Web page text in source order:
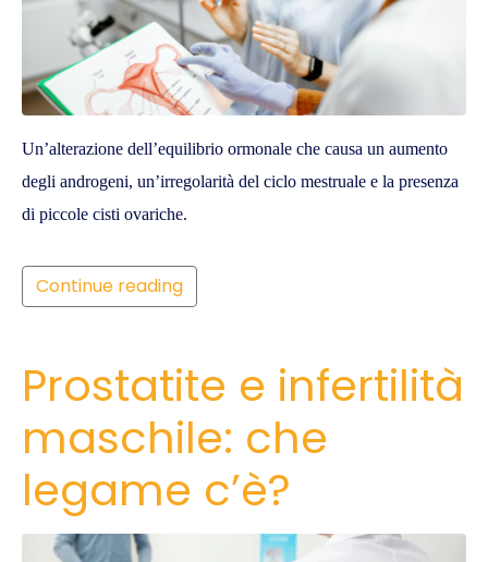
Un’alterazione dell’equilibrio ormonale che causa un aumento
degli androgeni, un’irregolarità del ciclo mestruale e la presenza
di piccole cisti ovariche.
Continue reading
Prostatite e infertilità
maschile: che
legame c’è?